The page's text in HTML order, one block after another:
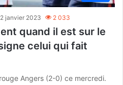
janvier 2023 2 033
quand il est sur le
celui qui fait
Angers (2-0) ce mercredi.